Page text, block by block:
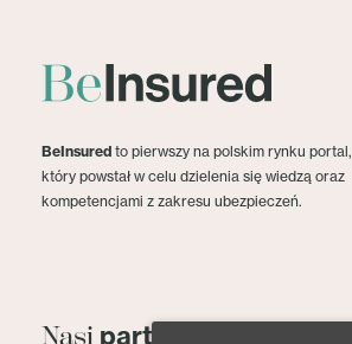
BeInsured to pierwszy na polskim rynku portal,
który powstał w celu dzielenia się wiedzą oraz
kompetencjami z zakresu ubezpieczeń.
Nasi partnerzy